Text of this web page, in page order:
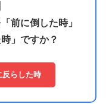
前に倒した時」
」ですか？
反らした時